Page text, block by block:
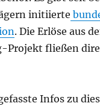
initiierte
. Die Erlöse aus
Projekt fließen
Infos zu